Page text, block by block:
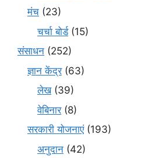
मंच (23)
चर्चा बोर्ड(15)
संसाधन (252)
ज्ञान केंद्र(63)
लेख(39)
वेबिनार(8)
सरकारी योजनाएं(193)
अनुदान (42)